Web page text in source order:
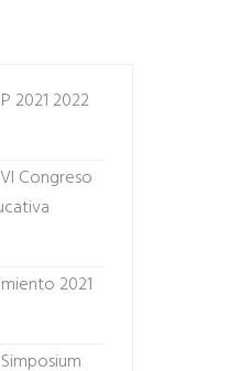
2021 2022
Congreso
2021